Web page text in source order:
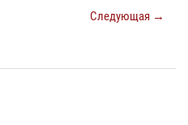
Следующая →